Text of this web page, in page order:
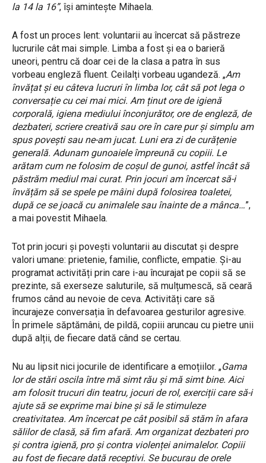
la 14 la 16”, își amintește Mihaela.
A fost un proces lent: voluntarii au încercat să păstreze
lucrurile cât mai simple. Limba a fost și ea o barieră
uneori, pentru că doar cei de la clasa a patra în sus
vorbeau engleză fluent. Ceilalți vorbeau ugandeză. „Am
învățat și eu câteva lucruri în limba lor, cât să pot lega o
conversație cu cei mai mici. Am ținut ore de igienă
corporală, igiena mediului înconjurător, ore de engleză, de
dezbateri, scriere creativă sau ore în care pur și simplu am
spus povești sau ne-am jucat. Luni era zi de curățenie
generală. Adunam gunoaiele împreună cu copiii. Le
arătam cum ne folosim de coșul de gunoi, astfel încât să
păstrăm mediul mai curat. Prin jocuri am încercat să-i
învățăm să se spele pe mâini după folosirea toaletei,
după ce se joacă cu animalele sau înainte de a mânca…”,
a mai povestit Mihaela.
Tot prin jocuri și povești voluntarii au discutat și despre
valori umane: prietenie, familie, conflicte, empatie. Și-au
programat activități prin care i-au încurajat pe copii să se
prezinte, să exerseze saluturile, să mulțumescă, să ceară
frumos când au nevoie de ceva. Activități care să
încurajeze conversația în defavoarea gesturilor agresive.
În primele săptămâni, de pildă, copiii aruncau cu pietre unii
după alții, de fiecare dată când se certau.
Nu au lipsit nici jocurile de identificare a emoțiilor. „Gama
lor de stări oscila între mă simt rău și mă simt bine. Aici
am folosit trucuri din teatru, jocuri de rol, exerciții care să-i
ajute să se exprime mai bine și să le stimuleze
creativitatea. Am încercat pe cât posibil să stăm în afara
sălilor de clasă, să fim afară. Am organizat dezbateri pro
și contra igienă, pro și contra violenței animalelor. Copiii
au fost de fiecare dată receptivi. Se bucurau de orele